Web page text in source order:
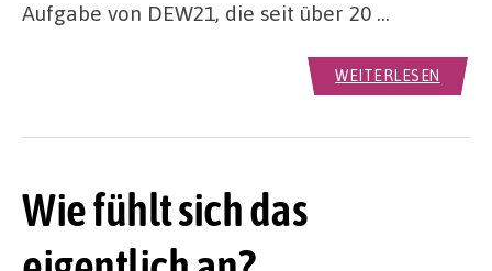
Aufgabe von DEW21, die seit über 20 …
WEITERLESEN
Wie fühlt sich das